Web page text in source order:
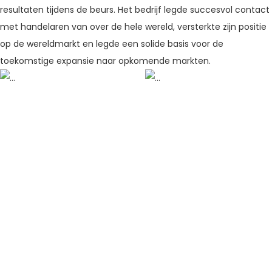
resultaten tijdens de beurs. Het bedrijf legde succesvol contact
met handelaren van over de hele wereld, versterkte zijn positie
op de wereldmarkt en legde een solide basis voor de
toekomstige expansie naar opkomende markten.